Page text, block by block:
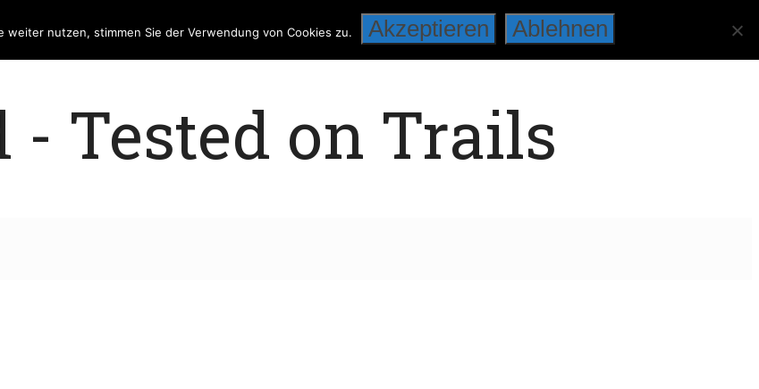
- Tested on Trails
weiter nutzen, stimmen Sie der Verwendung von Cookies zu. Akzeptieren Ablehnen